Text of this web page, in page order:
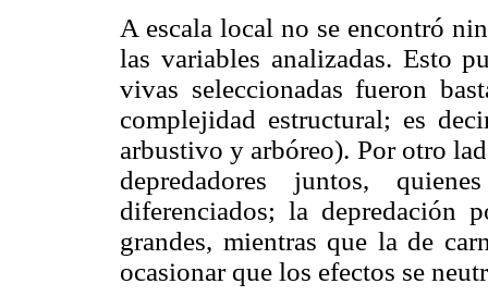
A escala local no se encontró
las variables analizadas. Esto
vivas seleccionadas fueron
complejidad estructural; es
arbustivo y arbóreo). Por otro
depredadores juntos,
diferenciados; la depredación
grandes, mientras que la de
ocasionar que los efectos se